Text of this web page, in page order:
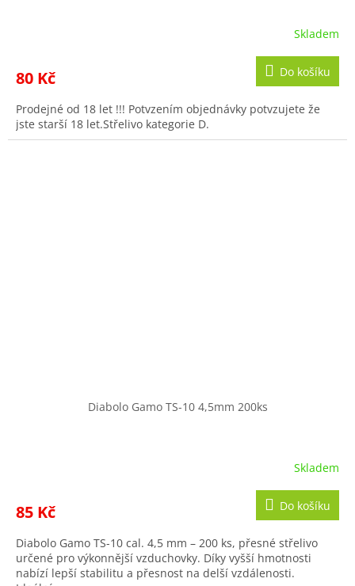
Skladem
80 Kč Do košíku
Prodejné od 18 let !!! Potvzením objednávky potvzujete že
jste starší 18 let.Střelivo kategorie D.
Diabolo Gamo TS-10 4,5mm 200ks
Skladem
85 Kč Do košíku
Diabolo Gamo TS-10 cal. 4,5 mm – 200 ks, přesné střelivo
určené pro výkonnější vzduchovky. Díky vyšší hmotnosti
nabízí lepší stabilitu a přesnost na delší vzdálenosti.